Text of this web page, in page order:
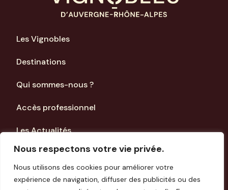
Nous respectons votre vie privée.
Nous utilisons des cookies pour améliorer votre
expérience de navigation, diffuser des publicités ou des
Les Vignobles
Destinations
Qui sommes-nous ?
Accès professionnel
Les Actualités
Mentions Légales